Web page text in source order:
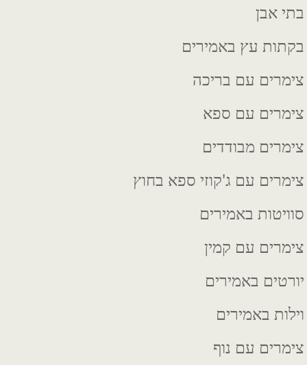
בתי אבן
בקתות עץ באמירים
צימרים עם בריכה
צימרים עם ספא
צימרים מבודדים
צימרים עם ג'קוזי ספא בחוץ
סוויטות באמירים
צימרים עם קמין
יורטים באמירים
וילות באמירים
צימרים עם נוף